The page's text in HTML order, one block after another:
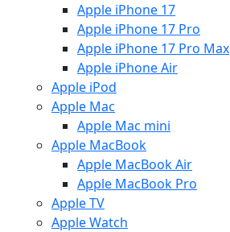
Apple iPhone 17
Apple iPhone 17 Pro
Apple iPhone 17 Pro Max
Apple iPhone Air
Apple iPod
Apple Mac
Apple Mac mini
Apple MacBook
Apple MacBook Air
Apple MacBook Pro
Apple TV
Apple Watch